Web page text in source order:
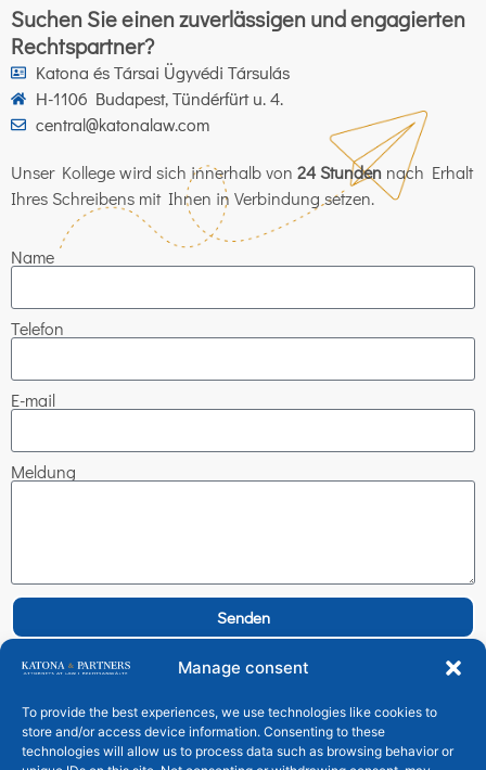
Manage consent
To provide the best experiences, we use technologies like cookies to
store and/or access device information. Consenting to these
technologies will allow us to process data such as browsing behavior or
Suchen Sie einen zuverlässigen und engagierten
Rechtspartner?
Katona és Társai Ügyvédi Társulás
H-1106 Budapest, Tündérfürt u. 4.
central@katonalaw.com
Unser Kollege wird sich innerhalb von 24 Stunden nach Erhalt
Ihres Schreibens mit Ihnen in Verbindung setzen.
Name
Telefon
E-mail
Meldung
Senden
Katona és Társai Ügyvédi Társulás